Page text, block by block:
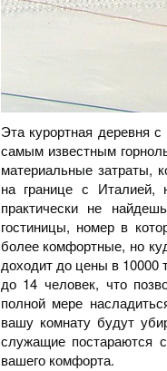
Эта курортная деревня
самым известным
материальные затраты,
на границе с Италией,
практически не
гостиницы, номер в
более комфортные, но
доходит до цены в 10000
до 14 человек, что
полной мере
вашу комнату будут
служащие постараются
вашего комфорта.